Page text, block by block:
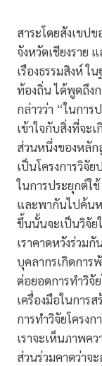
สาระโดยสังเขป
จังหวัดเชียงราย
เรืองธรรมสิงห์ ใ
ท้องถิ่น ได้พูดถึงก
กล่าวว่า “ในกา
เข้าใจกับสิ่งที่จะ
ส่วนหนึ่งของหลั
เป็นโครงการวิจั
ในการประยุกต์ใ
และพากันไปค้นห
ขึ้นนั้นจะเป็นวิจัย
เราคาดหวังร่วม
บุคลากรเกิดการ
ต่อยอดการทำวิจั
เครื่องมือในการ
การทำวิจัยโครง
เราจะเห็นภาพค
ส่วนร่วมคาดว่าจ